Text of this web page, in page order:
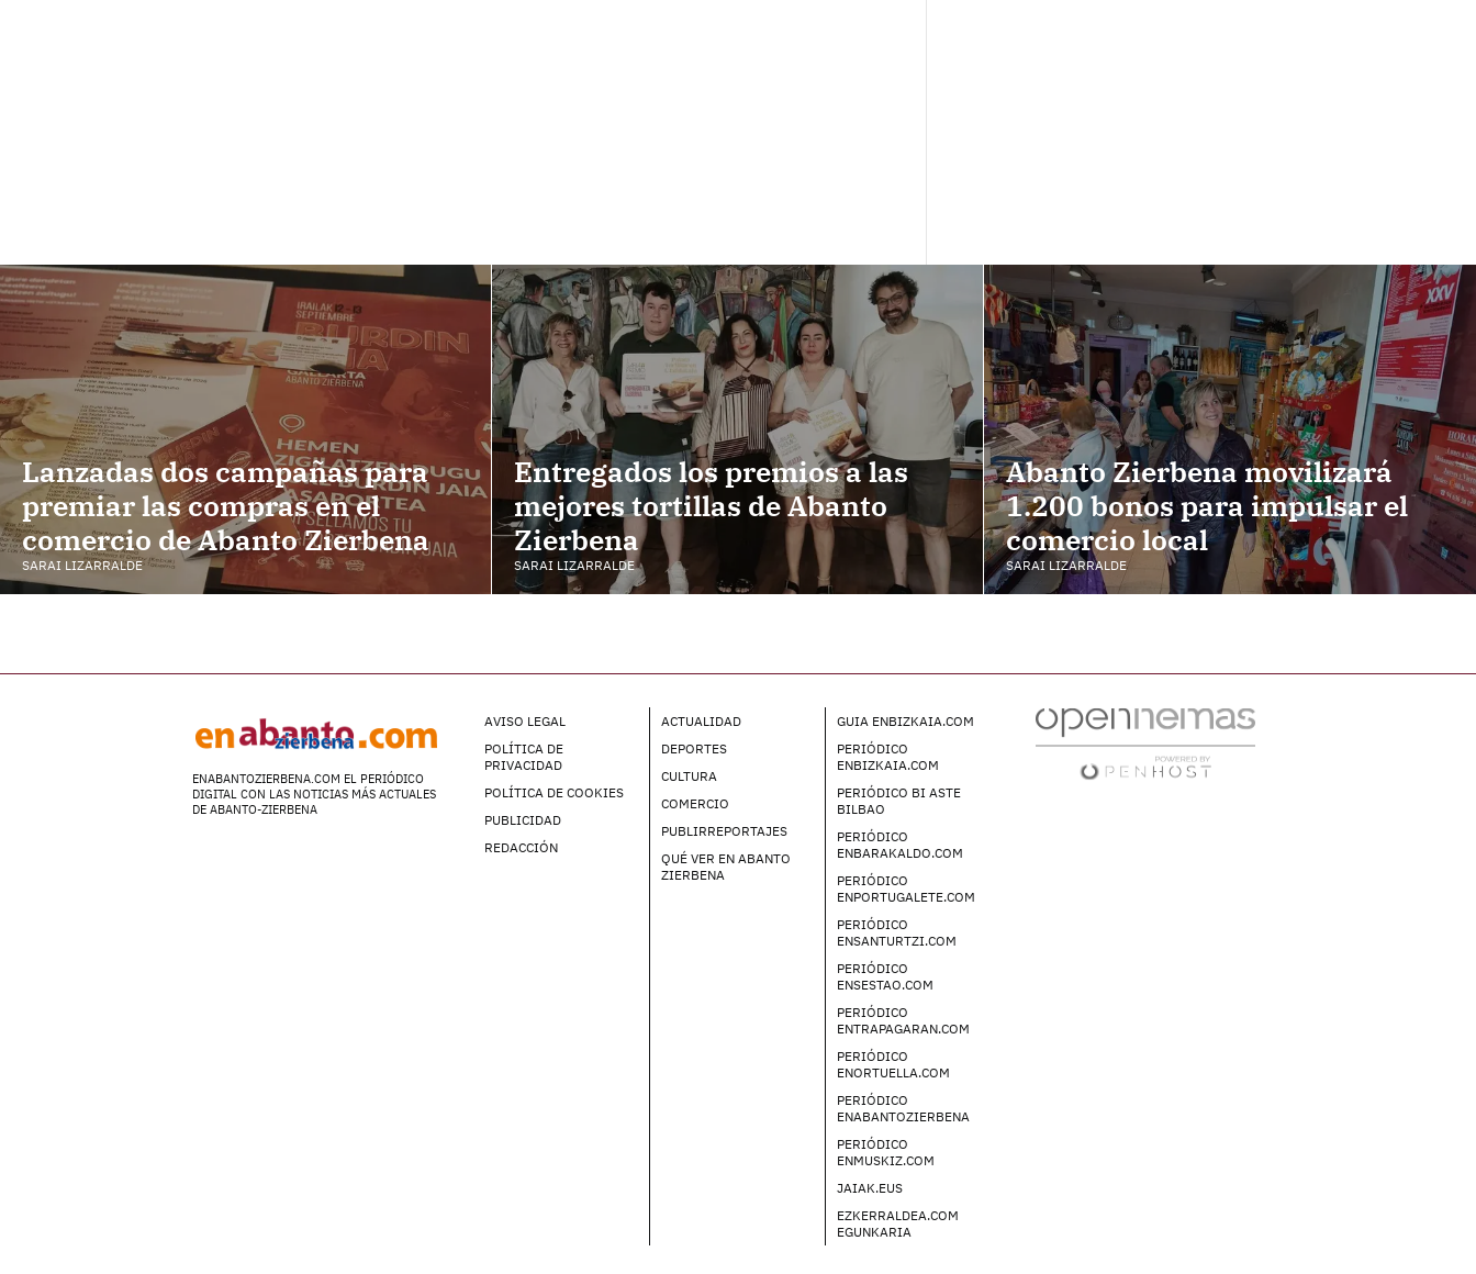
Lanzadas dos campañas para
premiar las compras en el
comercio de Abanto Zierbena
SARAI LIZARRALDE
Entregados los premios a las
mejores tortillas de Abanto
Zierbena
SARAI LIZARRALDE
Abanto Zierbena movilizará
1.200 bonos para impulsar el
comercio local
SARAI LIZARRALDE
ENABANTOZIERBENA.COM EL PERIÓDICO
DIGITAL CON LAS NOTICIAS MÁS ACTUALES
DE ABANTO-ZIERBENA
AVISO LEGAL
POLÍTICA DE
PRIVACIDAD
POLÍTICA DE COOKIES
PUBLICIDAD
REDACCIÓN
ACTUALIDAD
DEPORTES
CULTURA
COMERCIO
PUBLIRREPORTAJES
QUÉ VER EN ABANTO
ZIERBENA
GUIA ENBIZKAIA.COM
PERIÓDICO
ENBIZKAIA.COM
PERIÓDICO BI ASTE
BILBAO
PERIÓDICO
ENBARAKALDO.COM
PERIÓDICO
ENPORTUGALETE.COM
PERIÓDICO
ENSANTURTZI.COM
PERIÓDICO
ENSESTAO.COM
PERIÓDICO
ENTRAPAGARAN.COM
PERIÓDICO
ENORTUELLA.COM
PERIÓDICO
ENABANTOZIERBENA
PERIÓDICO
ENMUSKIZ.COM
JAIAK.EUS
EZKERRALDEA.COM
EGUNKARIA